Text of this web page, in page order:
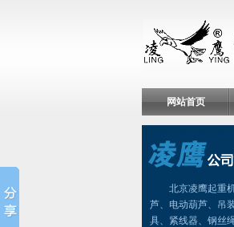
网站首页
北京凌鹰起重
芦、电动葫芦、吊
具、紧线器、钢丝